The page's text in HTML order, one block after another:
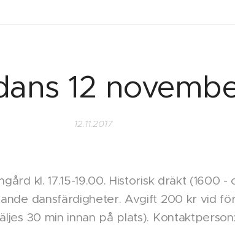
12
12.11.2017
kl. 17.15-19.00. Historisk dräkt (1600 -
dansfärdigheter. Avgift 200 kr vid
30 min innan på plats).